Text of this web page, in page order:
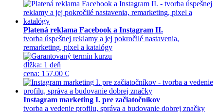
Platená reklama Facebook a Instagram II.
tvorba úspešnej reklamy a jej pokročilé nastavenia,
remarketing, pixel a katalógy
dĺžka: 1 deň
cena: 157,00 €
Instagram marketing I. pre začiatočníkov
tvorba a vedenie profilu, správa a budovanie dobrej značky